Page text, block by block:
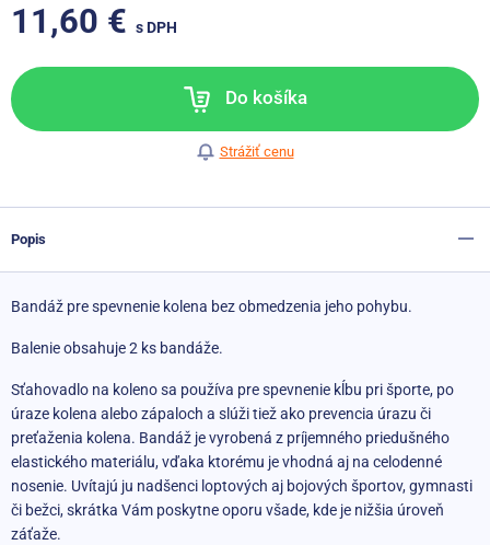
11,60 € s DPH
Do košíka
Strážiť cenu
Popis
Bandáž pre spevnenie kolena bez obmedzenia jeho pohybu.
Balenie obsahuje 2 ks bandáže.
Sťahovadlo na koleno sa používa pre spevnenie kĺbu pri športe, po
úraze kolena alebo zápaloch a slúži tiež ako prevencia úrazu či
preťaženia kolena. Bandáž je vyrobená z príjemného priedušného
elastického materiálu, vďaka ktorému je vhodná aj na celodenné
nosenie. Uvítajú ju nadšenci loptových aj bojových športov, gymnasti
či bežci, skrátka Vám poskytne oporu všade, kde je nižšia úroveň
záťaže.